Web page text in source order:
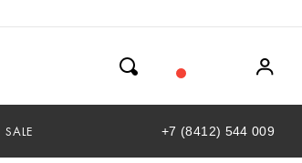
SALE +7 (8412) 544 009